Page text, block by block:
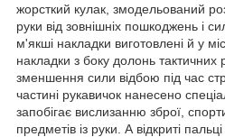
жорсткий кулак, змодельований
руки від зовнішніх пошкоджень і
м'якші накладки виготовлені й у
накладки з боку долонь тактичних
зменшення сили відбою під час
частині рукавичок нанесено
запобігає вислизанню зброї,
предметів із руки. А відкриті